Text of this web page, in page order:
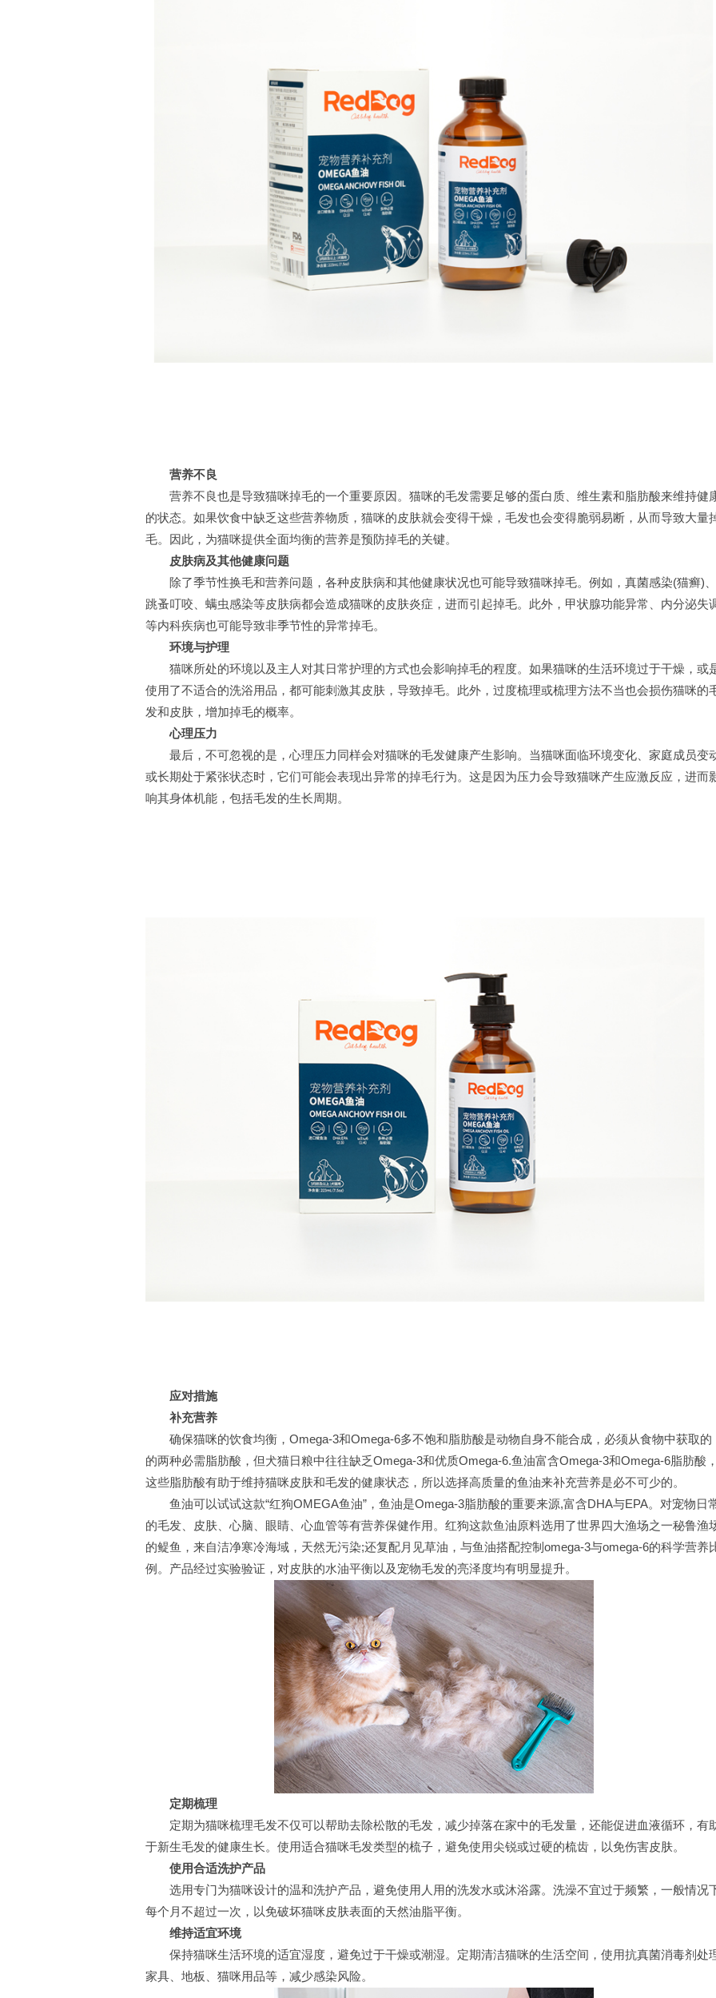
营养不良
营养不良也是导致猫咪掉毛的一个重要原因。猫咪的毛发需要足够的蛋白质、维生素和脂肪酸来维持健
的状态。如果饮食中缺乏这些营养物质，猫咪的皮肤就会变得干燥，毛发也会变得脆弱易断，从而导致大量
毛。因此，为猫咪提供全面均衡的营养是预防掉毛的关键。
皮肤病及其他健康问题
除了季节性换毛和营养问题，各种皮肤病和其他健康状况也可能导致猫咪掉毛。例如，真菌感染(猫癣)、
跳蚤叮咬、螨虫感染等皮肤病都会造成猫咪的皮肤炎症，进而引起掉毛。此外，甲状腺功能异常、内分泌失
等内科疾病也可能导致非季节性的异常掉毛。
环境与护理
猫咪所处的环境以及主人对其日常护理的方式也会影响掉毛的程度。如果猫咪的生活环境过于干燥，或
使用了不适合的洗浴用品，都可能刺激其皮肤，导致掉毛。此外，过度梳理或梳理方法不当也会损伤猫咪的
发和皮肤，增加掉毛的概率。
心理压力
最后，不可忽视的是，心理压力同样会对猫咪的毛发健康产生影响。当猫咪面临环境变化、家庭成员变
或长期处于紧张状态时，它们可能会表现出异常的掉毛行为。这是因为压力会导致猫咪产生应激反应，进而
响其身体机能，包括毛发的生长周期。
应对措施
补充营养
确保猫咪的饮食均衡，Omega-3和Omega-6多不饱和脂肪酸是动物自身不能合成，必须从食物中获取的
的两种必需脂肪酸，但犬猫日粮中往往缺乏Omega-3和优质Omega-6.鱼油富含Omega-3和Omega-6脂肪酸，
这些脂肪酸有助于维持猫咪皮肤和毛发的健康状态，所以选择高质量的鱼油来补充营养是必不可少的。
鱼油可以试试这款“红狗OMEGA鱼油”，鱼油是Omega-3脂肪酸的重要来源,富含DHA与EPA。对宠物日
的毛发、皮肤、心脑、眼睛、心血管等有营养保健作用。红狗这款鱼油原料选用了世界四大渔场之一秘鲁渔
的鳀鱼，来自洁净寒冷海域，天然无污染;还复配月见草油，与鱼油搭配控制omega-3与omega-6的科学营养
例。产品经过实验验证，对皮肤的水油平衡以及宠物毛发的亮泽度均有明显提升。
定期梳理
定期为猫咪梳理毛发不仅可以帮助去除松散的毛发，减少掉落在家中的毛发量，还能促进血液循环，有
于新生毛发的健康生长。使用适合猫咪毛发类型的梳子，避免使用尖锐或过硬的梳齿，以免伤害皮肤。
使用合适洗护产品
选用专门为猫咪设计的温和洗护产品，避免使用人用的洗发水或沐浴露。洗澡不宜过于频繁，一般情况
每个月不超过一次，以免破坏猫咪皮肤表面的天然油脂平衡。
维持适宜环境
保持猫咪生活环境的适宜湿度，避免过于干燥或潮湿。定期清洁猫咪的生活空间，使用抗真菌消毒剂处
家具、地板、猫咪用品等，减少感染风险。